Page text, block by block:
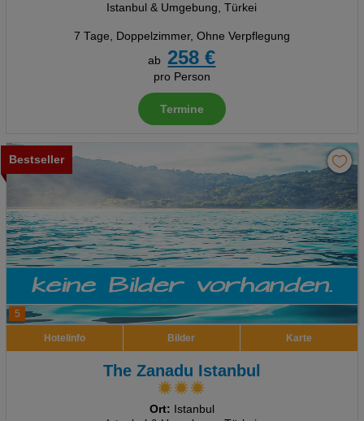
Istanbul & Umgebung, Türkei
7 Tage, Doppelzimmer, Ohne Verpflegung
ab
258 €
pro Person
Termine
5
Bestseller
Hotelinfo Bilder Karte
The Zanadu Istanbul
Ort: Istanbul